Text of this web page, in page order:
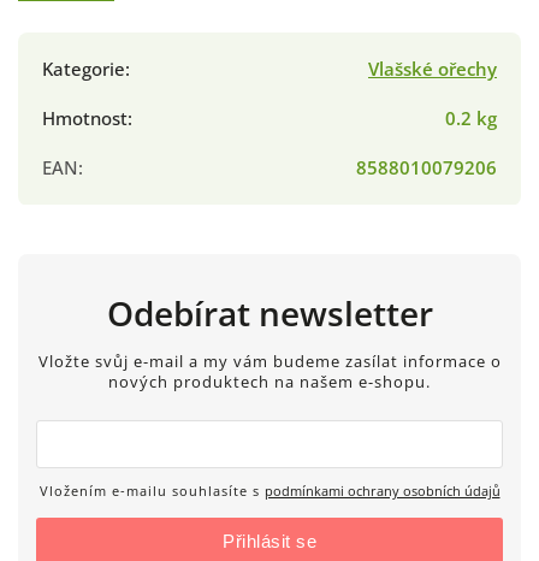
Kategorie:
Vlašské ořechy
Hmotnost:
0.2 kg
EAN: 8588010079206
Odebírat newsletter
Vložte svůj e-mail a my vám budeme zasílat informace o
nových produktech na našem e-shopu.
Vložením e-mailu souhlasíte s podmínkami ochrany osobních údajů
Přihlásit se